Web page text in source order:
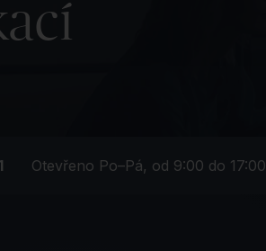
Otevřeno Po–Pá, od 9:00 do 17:00